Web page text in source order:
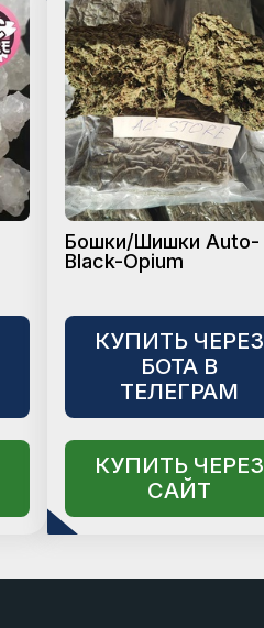
Бошки/Шишки Auto-
Black-Opium
КУПИТЬ ЧЕРЕЗ
БОТА В
ТЕЛЕГРАМ
КУПИТЬ ЧЕРЕЗ
САЙТ